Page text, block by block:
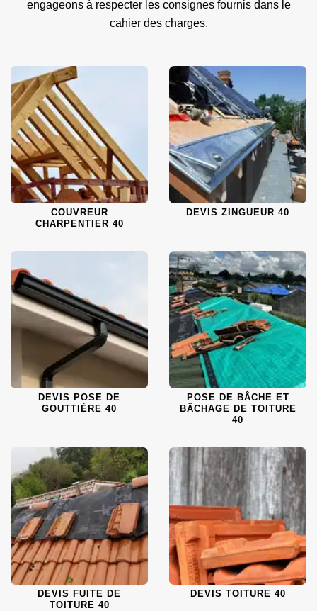
engageons à respecter les consignes fournis dans le
cahier des charges.
COUVREUR
CHARPENTIER 40
DEVIS ZINGUEUR 40
DEVIS POSE DE
GOUTTIÈRE 40
POSE DE BÂCHE ET
BÂCHAGE DE TOITURE
40
DEVIS FUITE DE
TOITURE 40
DEVIS TOITURE 40